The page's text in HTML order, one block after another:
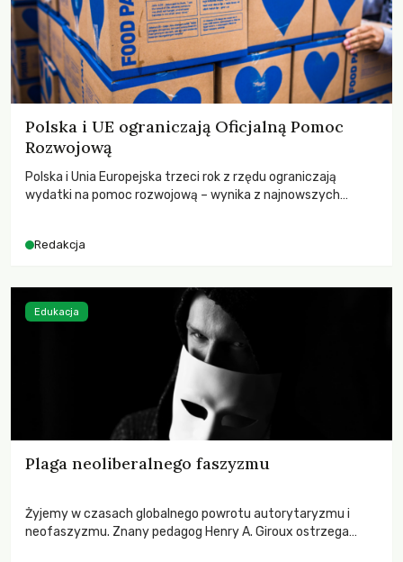
Polska i UE ograniczają Oficjalną Pomoc
Rozwojową
Polska i Unia Europejska trzeci rok z rzędu ograniczają
wydatki na pomoc rozwojową – wynika z najnowszych
odnotowano największe tąpnięcie ODA w historii. Jakie będą
kryzysami i ubóstwem?
Redakcja
Plaga neoliberalnego faszyzmu
Żyjemy w czasach globalnego powrotu autorytaryzmu i
neofaszyzmu. Znany pedagog Henry A. Giroux ostrzega
Edukacja